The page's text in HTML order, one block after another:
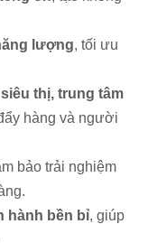
lượng, tối ưu
thị, trung tâm
hàng và người
bảo trải nghiệm
hành bền bỉ, giúp